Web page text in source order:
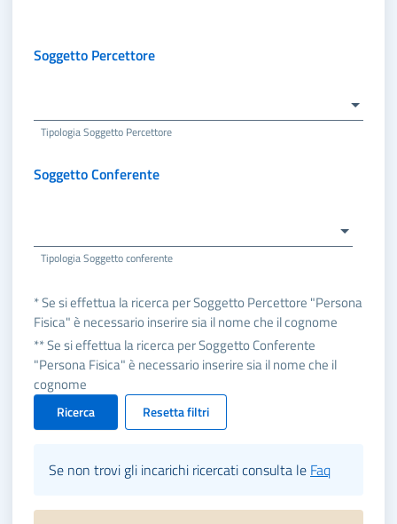
Soggetto Percettore
Tipologia Soggetto Percettore
Soggetto Conferente
Tipologia Soggetto conferente
* Se si effettua la ricerca per Soggetto Percettore "Persona
Fisica" è necessario inserire sia il nome che il cognome
** Se si effettua la ricerca per Soggetto Conferente
"Persona Fisica" è necessario inserire sia il nome che il
cognome
Ricerca Resetta filtri
Se non trovi gli incarichi ricercati consulta le Faq